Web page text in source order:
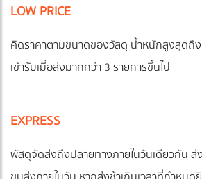
LOW PRICE
คิดราคาตามขนาดของวัสดุ น้ำหนักสูงสุดถึ
เข้ารับเมื่อส่งมากกว่า 3 รายการขึ้นไป
EXPRESS
พัสดุจัดส่งถึงปลายทางภายในวันเดียวกัน ส่ง